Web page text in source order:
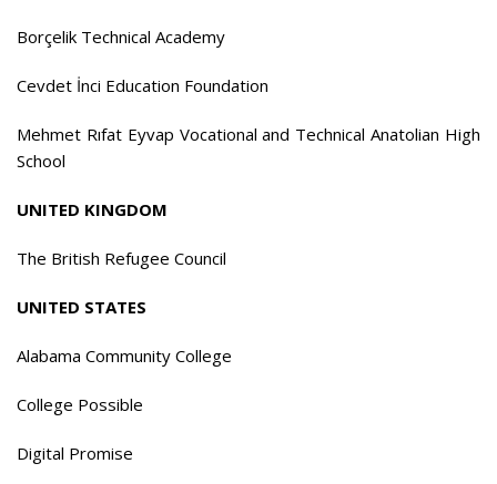
Borçelik Technical Academy
Cevdet İnci Education Foundation
Mehmet Rıfat Eyvap Vocational and Technical Anatolian High
School
UNITED KINGDOM
The British Refugee Council
UNITED STATES
Alabama Community College
College Possible
Digital Promise